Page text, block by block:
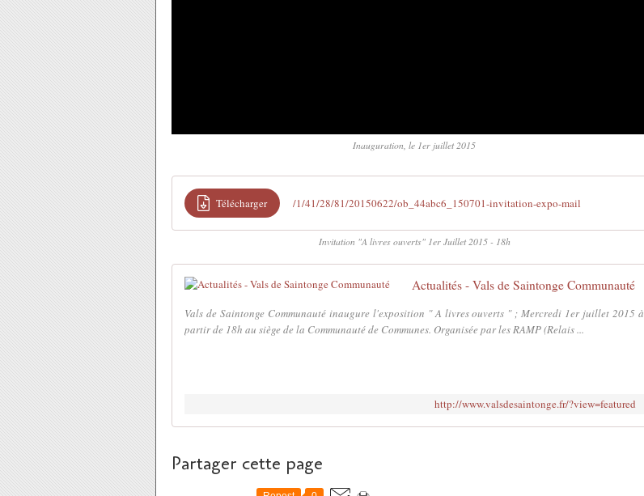
Inauguration, le 1er juillet 2015
Télécharger /1/41/28/81/20150622/ob_44abc6_150701-invitation-expo-mail
Invitation "A livres ouverts" 1er Juillet 2015 - 18h
Actualités - Vals de Saintonge Communauté
Vals de Saintonge Communauté inaugure l'exposition " A livres ouverts " ; Mercredi 1er juillet 2015 à
partir de 18h au siège de la Communauté de Communes. Organisée par les RAMP (Relais ...
http://www.valsdesaintonge.fr/?view=featured
Partager cette page